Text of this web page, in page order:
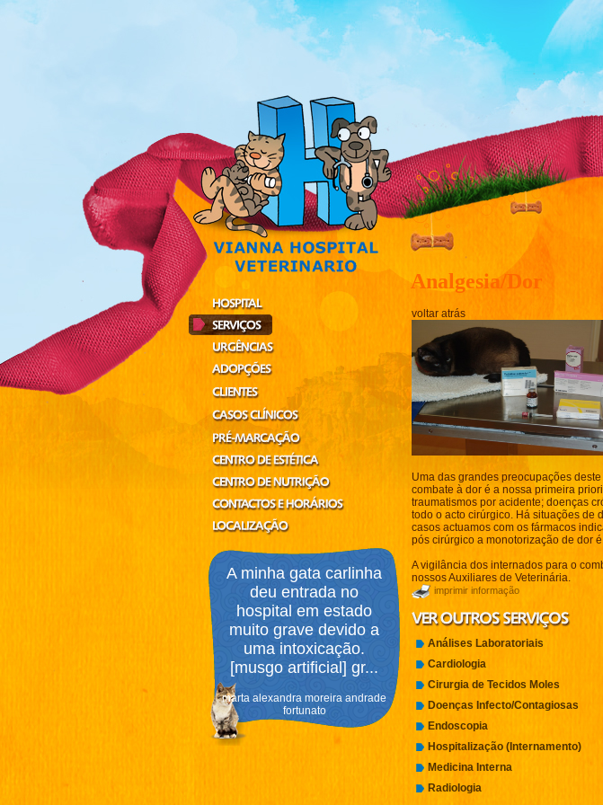
A minha gata carlinha
deu entrada no
hospital em estado
muito grave devido a
uma intoxicação.
[musgo artificial] gr...
marta alexandra moreira andrade
fortunato
Analgesia/Dor
voltar atrás
Uma das grandes preocupações
combate à dor é a nossa primeira
traumatismos por acidente; doenças
todo o acto cirúrgico. Há situações de
casos actuamos com os fármacos
pós cirúrgico a monotorização de dor
A vigilância dos internados para o
nossos Auxiliares de Veterinária.
imprimir informação
Análises Laboratoriais
Cardiologia
Cirurgia de Tecidos Moles
Doenças Infecto/Contagiosas
Endoscopia
Hospitalização (Internamento)
Medicina Interna
Radiologia